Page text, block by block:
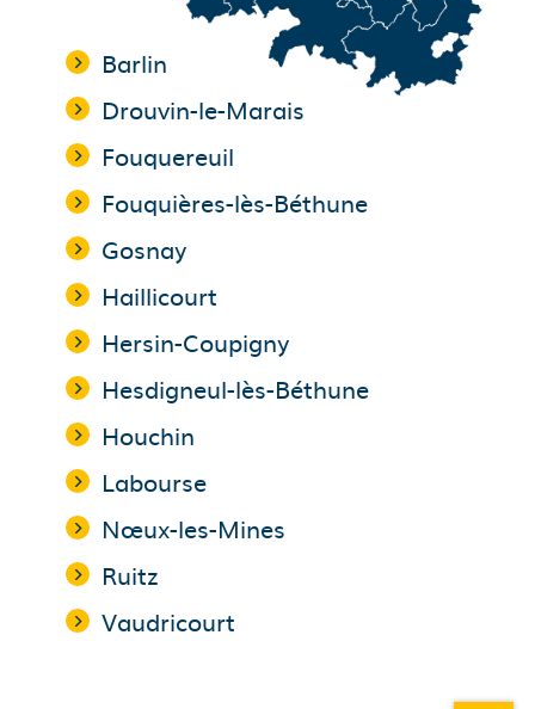
Barlin
Drouvin-le-Marais
Fouquereuil
Fouquières-lès-Béthune
Gosnay
Haillicourt
Hersin-Coupigny
Hesdigneul-lès-Béthune
Houchin
Labourse
Nœux-les-Mines
Ruitz
Vaudricourt